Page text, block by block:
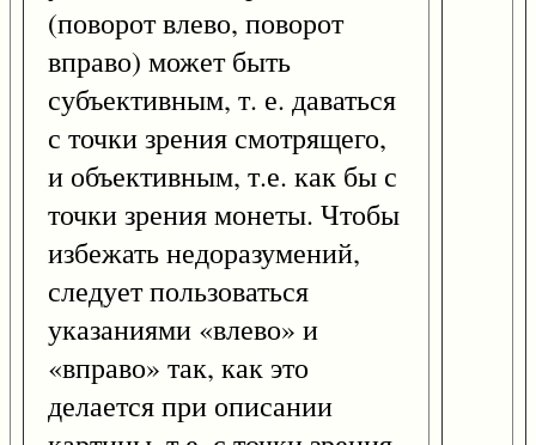
(поворот влево, поворот
вправо) может быть
субъективным, т. е. даваться
с точки зрения смотрящего,
и объективным, т.е. как бы с
точки зрения монеты. Чтобы
избежать недоразумений,
следует пользоваться
указаниями «влево» и
«вправо» так, как это
делается при описании